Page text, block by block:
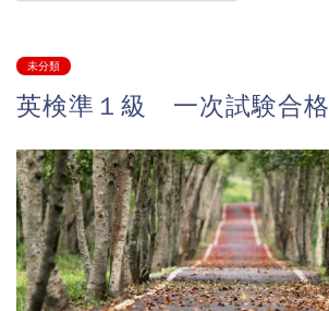
未分類
英検準１級 一次試験合格